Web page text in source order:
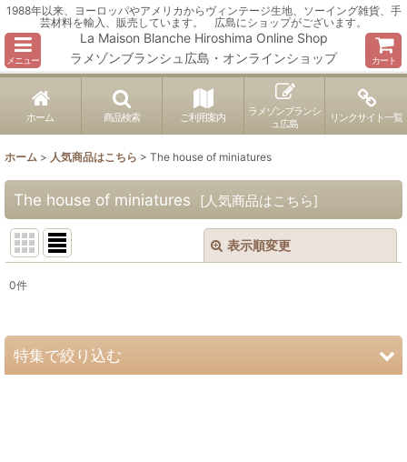
1988年以来、ヨーロッパやアメリカからヴィンテージ生地、ソーイング雑貨、手
芸材料を輸入、販売しています。 広島にショップがございます。
メニュー
La Maison Blanche Hiroshima Online Shop
ラメゾンブランシュ広島・オンラインショップ
カート
ホーム 商品検索 ご利用案内
ラメゾンブランシ
ュ広島
リンクサイト一覧
ホーム > 人気商品はこちら > The house of miniatures
The house of miniatures [人気商品はこちら]
表示順変更
並び順 :
0件
特集で絞り込む